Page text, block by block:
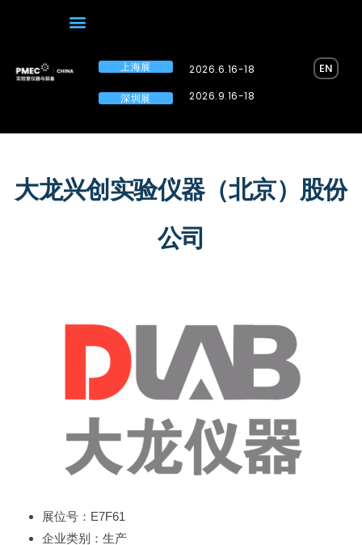
上海展
深圳展
2026.6.16-18
2026.9.16-18
EN
大龙兴创实验仪器（北京）股份
公司
展位号：E7F61
企业类别：生产